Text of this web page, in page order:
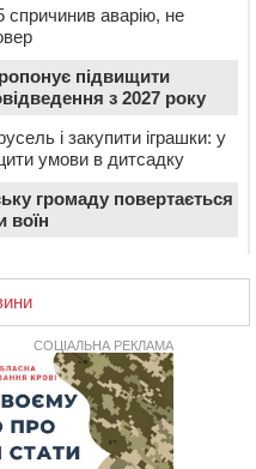
спричинив аварію, не
підвищити
з 2027 року
і закупити іграшки: у
умови в дитсадку
громаду повертається
воїн
земельного податку
золоті: черкаські
чемпіонаті України
ще день
на зустріч із
Prize Ukraine 2023
СОЦІАЛЬНА РЕКЛАМА